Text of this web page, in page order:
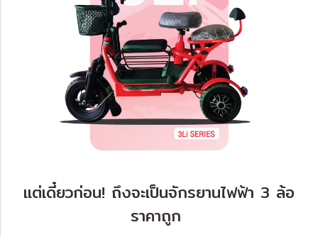
แต่เดี๋ยวก่อน! ถึงจะเป็นจักรยานไฟฟ้า 3 ล้อ
ราคาถูก